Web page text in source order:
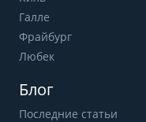
Галле
Фрайбург
Любек
Блог
Последние статьи